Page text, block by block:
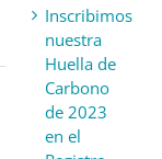
Inscribimos
nuestra
Huella de
Carbono
de 2023
en el